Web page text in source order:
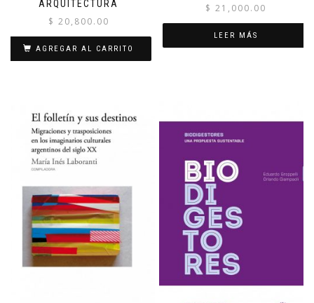
ARQUITECTURA
$ 20,800.00
AGREGAR AL CARRITO
$ 21,000.00
LEER MÁS